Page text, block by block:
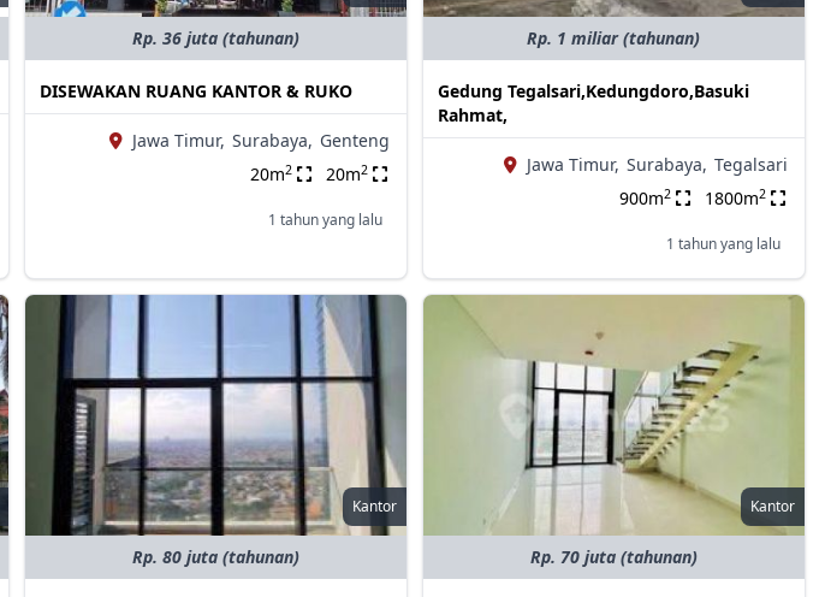
Rp. 36 juta (tahunan)
DISEWAKAN RUANG KANTOR & RUKO
Jawa Timur, Surabaya, Genteng
20m2 20m2
1 tahun yang lalu
Rp. 1 miliar (tahunan)
Gedung Tegalsari,Kedungdoro,Basuki
Rahmat,
Jawa Timur, Surabaya, Tegalsari
900m2 1800m2
1 tahun yang lalu
Kantor
Rp. 80 juta (tahunan)
Kantor
Rp. 70 juta (tahunan)